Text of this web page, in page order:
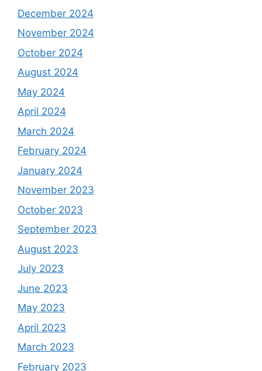
December 2024
November 2024
October 2024
August 2024
May 2024
April 2024
March 2024
February 2024
January 2024
November 2023
October 2023
September 2023
August 2023
July 2023
June 2023
May 2023
April 2023
March 2023
February 2023